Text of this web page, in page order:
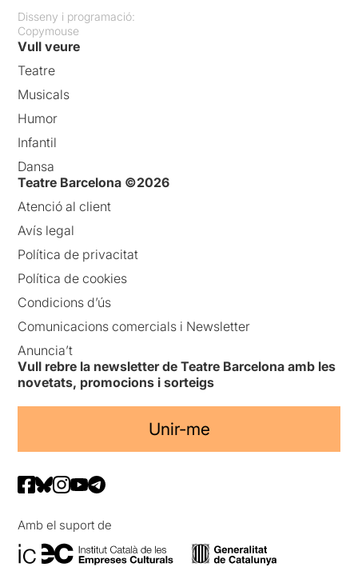
Disseny i programació:
Copymouse
Vull veure
Teatre
Musicals
Humor
Infantil
Dansa
Teatre Barcelona ©2026
Atenció al client
Avís legal
Política de privacitat
Política de cookies
Condicions d’ús
Comunicacions comercials i Newsletter
Anuncia’t
Vull rebre la newsletter de Teatre Barcelona amb les
novetats, promocions i sorteigs
Unir-me
Amb el suport de